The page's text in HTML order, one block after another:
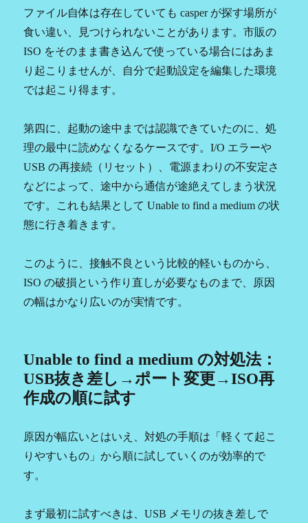
ファイル自体は存在していても casper が探す場所が
食い違い、見つけられないことがあります。市販の
ISO をそのまま書き込んで使っている場合にはあま
り起こりませんが、自分で起動設定を編集した環境
では起こり得ます。
第四に、起動の途中までは認識できていたのに、処
理の最中に読めなくなるケースです。I/O エラーや
USB の再接続（リセット）、電源まわりの不安定さ
などによって、途中から通信が途絶えてしまう状況
です。これも結果として Unable to find a medium の状
態に行き着きます。
このように、接触不良という比較的軽いものから、
ISO の破損という作り直しが必要なものまで、原因
の幅はかなり広いのが実情です。
Unable to find a medium の対処法：
USB抜き差し→ポート変更→ISO再
作成の順に試す
原因が幅広いとはいえ、対処の手順は「軽くて起こ
りやすいもの」から順に試していくのが効率的で
す。
まず最初に試すべきは、USB メモリの抜き差しで